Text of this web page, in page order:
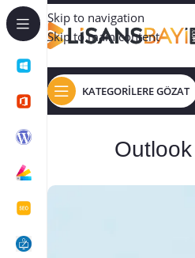
Skip to navigation
Skip to main content
KATEGORİLERE GÖZAT